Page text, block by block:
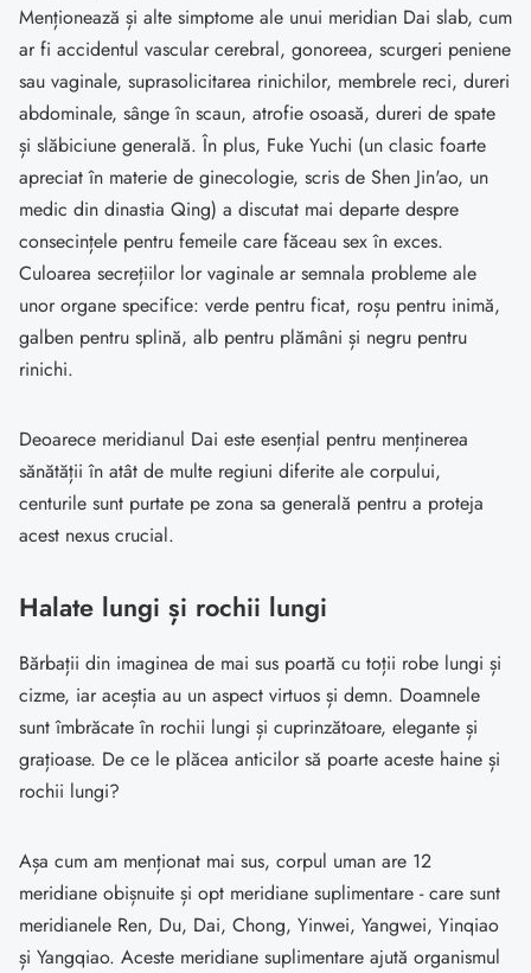
Menționează și alte simptome ale unui meridian Dai slab, cum
ar fi accidentul vascular cerebral, gonoreea, scurgeri peniene
sau vaginale, suprasolicitarea rinichilor, membrele reci, dureri
abdominale, sânge în scaun, atrofie osoasă, dureri de spate
și slăbiciune generală. În plus, Fuke Yuchi (un clasic foarte
apreciat în materie de ginecologie, scris de Shen Jin'ao, un
medic din dinastia Qing) a discutat mai departe despre
consecințele pentru femeile care făceau sex în exces.
Culoarea secrețiilor lor vaginale ar semnala probleme ale
unor organe specifice: verde pentru ficat, roșu pentru inimă,
galben pentru splină, alb pentru plămâni și negru pentru
rinichi.
Deoarece meridianul Dai este esențial pentru menținerea
sănătății în atât de multe regiuni diferite ale corpului,
centurile sunt purtate pe zona sa generală pentru a proteja
acest nexus crucial.
Halate lungi și rochii lungi
Bărbații din imaginea de mai sus poartă cu toții robe lungi și
cizme, iar aceștia au un aspect virtuos și demn. Doamnele
sunt îmbrăcate în rochii lungi și cuprinzătoare, elegante și
grațioase. De ce le plăcea anticilor să poarte aceste haine și
rochii lungi?
Așa cum am menționat mai sus, corpul uman are 12
meridiane obișnuite și opt meridiane suplimentare - care sunt
meridianele Ren, Du, Dai, Chong, Yinwei, Yangwei, Yinqiao
și Yangqiao. Aceste meridiane suplimentare ajută organismul